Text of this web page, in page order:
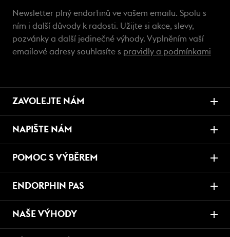
Newsletter plný endorfinů ve vašem emailu. Spolu s
ním i další důvody k radosti. Užijte si akce, slevy,
pozvánky a další jedinečné výhody. Vyplněním vaší
emailové adresy souhlasíte s pravidly a podmínkami
ZAVOLEJTE NÁM
NAPIŠTE NÁM
POMOC S VÝBĚREM
ENDORPHIN PAS
NAŠE VÝHODY